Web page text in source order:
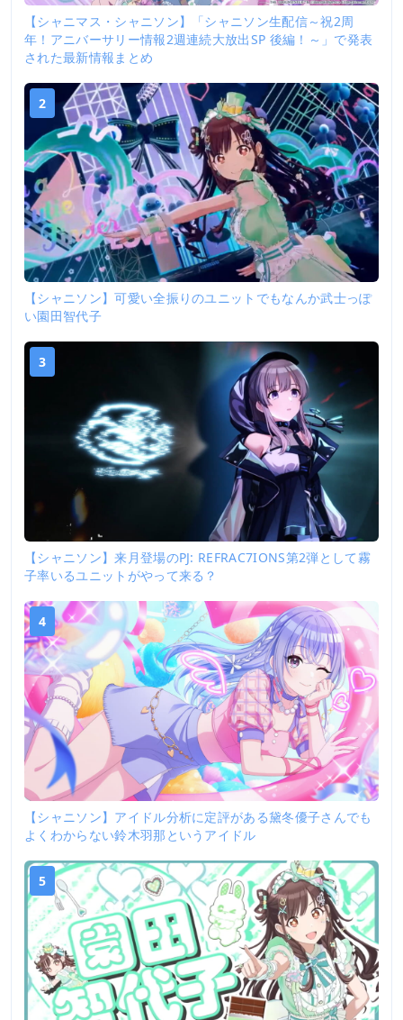
【シャニマス・シャニソン】「シャニソン生配信～祝2周
年！アニバーサリー情報2週連続大放出SP 後編！～」で発表
された最新情報まとめ
2
【シャニソン】可愛い全振りのユニットでもなんか武士っぽ
い園田智代子
3
【シャニソン】来月登場のPJ: REFRAC7IONS第2弾として霧
子率いるユニットがやって来る？
4
【シャニソン】アイドル分析に定評がある黛冬優子さんでも
よくわからない鈴木羽那というアイドル
5